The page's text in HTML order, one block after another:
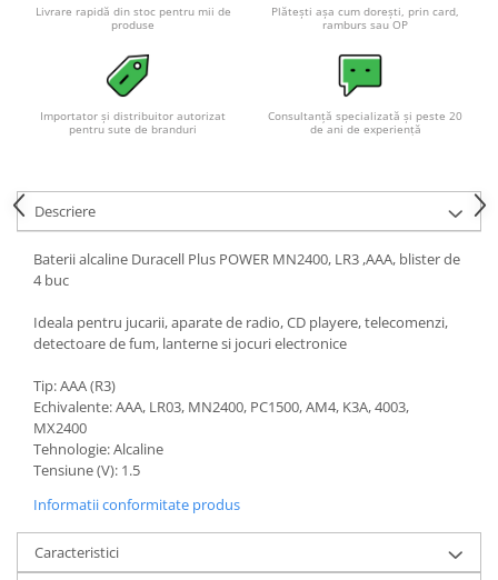
Cabluri de incarcare vehicule
Prize de incarcare vehicule
Accesorii
Acumulatori VRLA AGM/GEL /
Tractiune / LiFePo4
Baterii si acumulatori gel si VRLA
6-12 V
de 6-12 V
Acumulatori Moto, ATV
GEL
AGM
Li-Ion
SLA AGM (Sealed Lead Acid)
Deep Cycle - Tractiune/Semi-
Marine & Caravan
Livrare rapidă din stoc pentru mii de
produse
Plătești așa cum dorești, prin card,
ramburs sau OP
Importator și distribuitor autorizat
pentru sute de branduri
Consultanță specializată și peste 20
de ani de experiență
Descriere
Baterii alcaline Duracell Plus POWER MN2400, LR3 ,AAA, blister de
4 buc
Ideala pentru jucarii, aparate de radio, CD playere, telecomenzi,
detectoare de fum, lanterne si jocuri electronice
Tip: AAA (R3)
Echivalente: AAA, LR03, MN2400, PC1500, AM4, K3A, 4003,
MX2400
Tehnologie: Alcaline
Tensiune (V): 1.5
Informatii conformitate produs
Caracteristici